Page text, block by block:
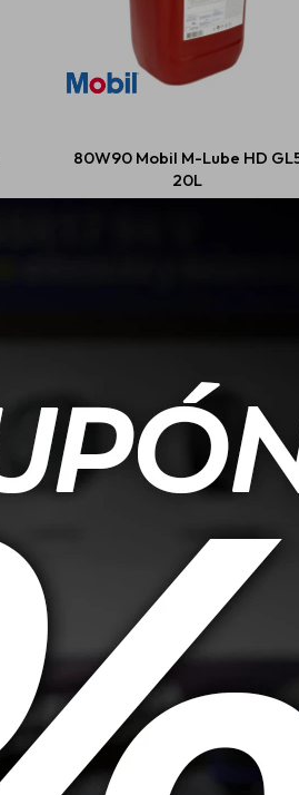
80W90 Mobil M-Lube HD
20L
80W90 Mobil M-Lube HD-A
GL5
USD